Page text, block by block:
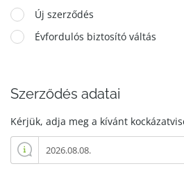
Új szerződés
Évfordulós biztosító váltás
Szerződés adatai
Kérjük, adja meg a kívánt